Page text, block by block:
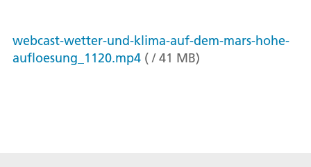
webcast-wetter-und-klima-auf-dem-mars-hohe-
aufloesung_1120.mp4 ( / 41 MB)